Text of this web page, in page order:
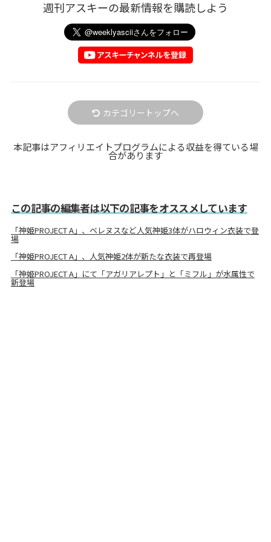
週刊アスキーの最新情報を購読しよう
カテゴリートップへ
本記事はアフィリエイトプログラムによる収益を得ている場
合があります
この記事の編集者は以下の記事をオススメしています
「神姫PROJECT A」、ベレヌスなど人気神姫3体がハロウィン衣装で登
場
「神姫PROJECT A」、人気神姫2体が新たな衣装で再登場
「神姫PROJECT A」にて「アガリアレプト」と「ミフル」が水属性で
新登場